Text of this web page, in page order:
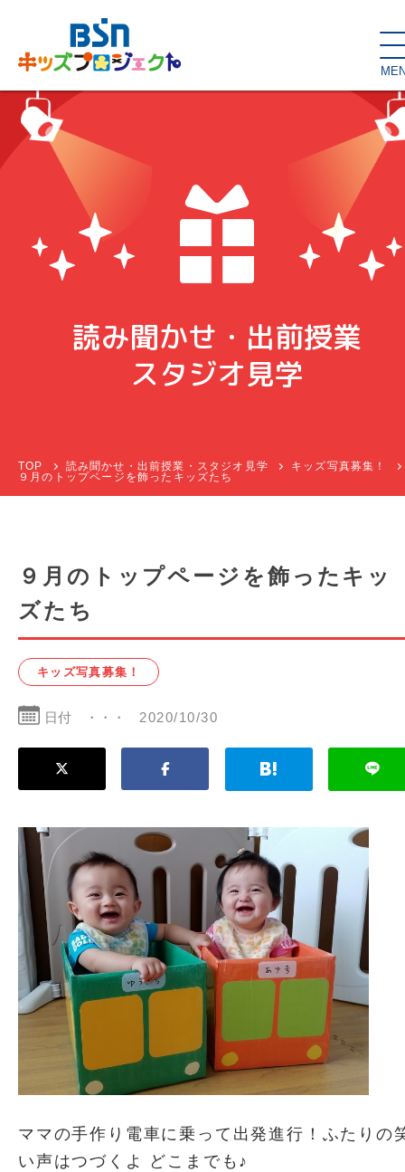
SDGs de
はぐくむコラム
キッズが主役！
親バカグラム 動画コンテンツ キッズイベント
読み聞かせ・出前授業
スタジオ見学
ハロー
子育て応援隊！
お問い合わせ
読み聞かせ・出前授業
スタジオ見学
TOP 読み聞かせ・出前授業・スタジオ見学
キッズ写真募集！
９月のトップページを飾ったキッズたち
９月のトップページを飾ったキッ
ズたち
キッズ写真募集！
日付 2020/10/30
ママの手作り電車に乗って出発進行！ふたりの
い声はつづくよ どこまでも♪